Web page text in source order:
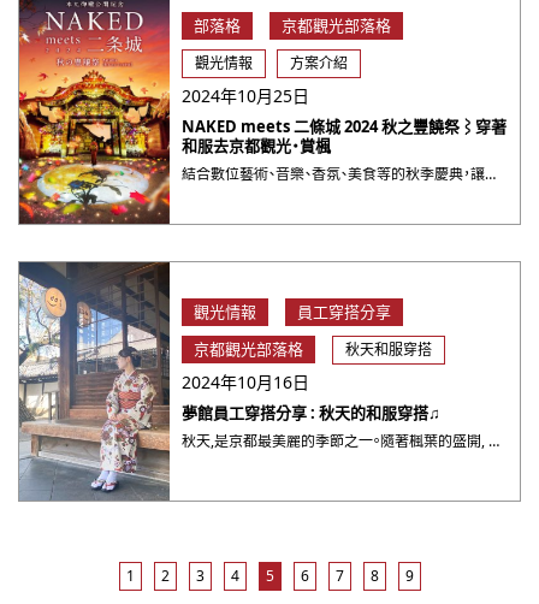
部落格 京都觀光部落格
觀光情報 方案介紹
2024年10月25日
NAKED meets 二條城 2024 秋之豐饒祭⌇穿著
和服去京都觀光・賞楓
結合數位藝術、音樂、香氛、美食等的秋季慶典，讓您在夜間的二條城盡情享受五感之旅，這是非常受歡迎的活動。無論是前 ・・・
觀光情報
員工穿搭分享
京都觀光部落格
秋天和服穿搭
2024年10月16日
夢館員工穿搭分享 : 秋天的和服穿搭♫
秋天,是京都最美麗的季節之一。隨著楓葉的盛開, 古都風情會被襯托得更有氛圍感。大家想不想穿上和服,去享受京都的美景呢?
1 2 3 4 5 6 7 8
9